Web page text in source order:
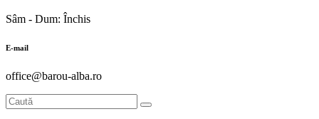
Sâm - Dum: Închis
E-mail
office@barou-alba.ro